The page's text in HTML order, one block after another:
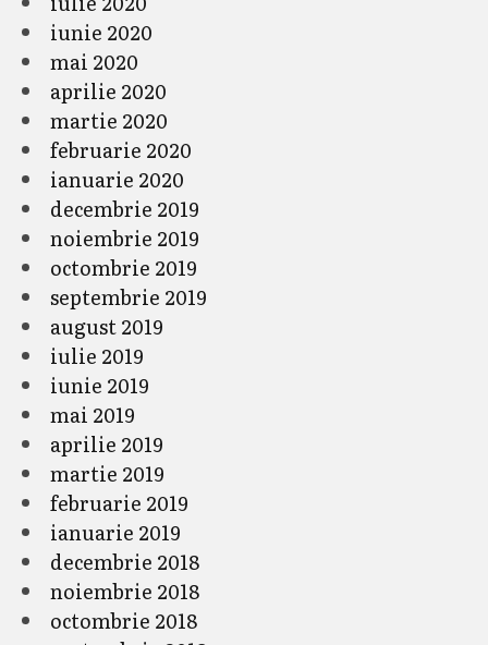
iunie 2020
mai 2020
aprilie 2020
martie 2020
februarie 2020
ianuarie 2020
decembrie 2019
noiembrie 2019
octombrie 2019
septembrie 2019
august 2019
iulie 2019
iunie 2019
mai 2019
aprilie 2019
martie 2019
februarie 2019
ianuarie 2019
decembrie 2018
noiembrie 2018
octombrie 2018